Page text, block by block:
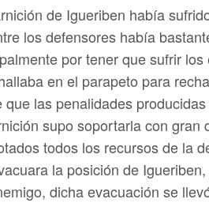
de Igueriben había
los defensores había
por tener que sufrir los
en el parapeto para
las penalidades
supo soportarla con gran
todos los recursos de la
la posición de
dicha evacuación se